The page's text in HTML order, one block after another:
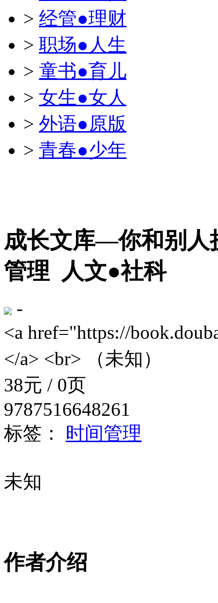
> 经管●理财
> 职场●人生
> 童书●育儿
> 女生●女人
> 外语●原版
> 青春●少年
成长文库—你和别人
管理 人文●社科
-
<a href="https://
</a> <br> （未知）
38元 / 0页
9787516648261
标签： 时间管理
未知
作者介绍